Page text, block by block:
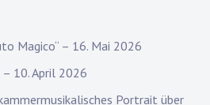
Magico“ – 16. Mai 2026
10. April 2026
Portrait über